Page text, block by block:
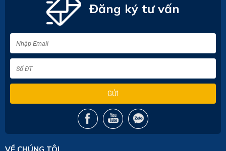
Đăng ký tư vấn
GỬI